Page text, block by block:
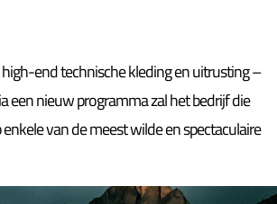
end technische kleding en uitrusting –
een nieuw programma zal het bedrijf die
van de meest wilde en spectaculaire